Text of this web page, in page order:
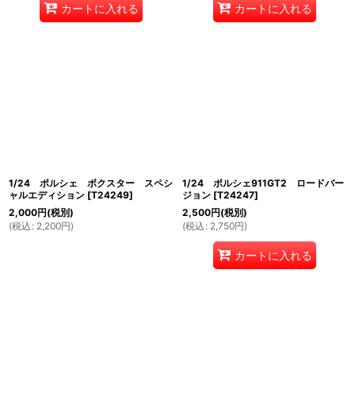
カートに入れる カートに入れる
1/24 ポルシェ ボクスター スペシ
ャルエディション [T24249]
2,000円(税別)
(税込 : 2,200円)
1/24 ポルシェ911GT2 ロードバー
ジョン [T24247]
2,500円(税別)
(税込 : 2,750円)
カートに入れる